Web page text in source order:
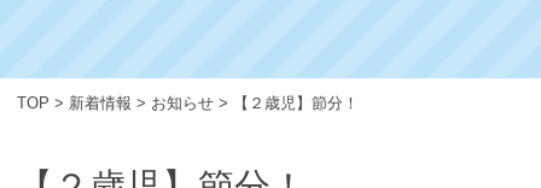
TOP > 新着情報 > お知らせ > 【２歳児】節分！